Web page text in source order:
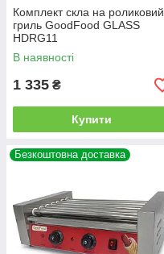
Комплект скла на роликовий
гриль GoodFood GLASS
HDRG11
В наявності
1 335 ₴
Купити
Безкоштовна доставка